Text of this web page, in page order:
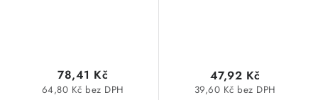
64,80 Kč bez DPH
78,41 Kč
39,60 Kč bez DPH
47,92 Kč